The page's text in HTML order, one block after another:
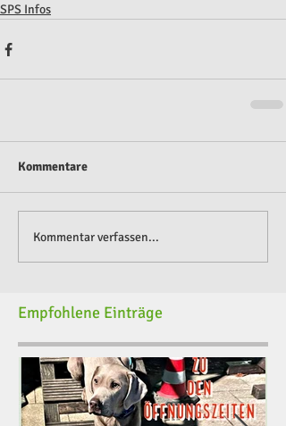
SPS Infos
Kommentare
Kommentar verfassen...
Empfohlene Einträge